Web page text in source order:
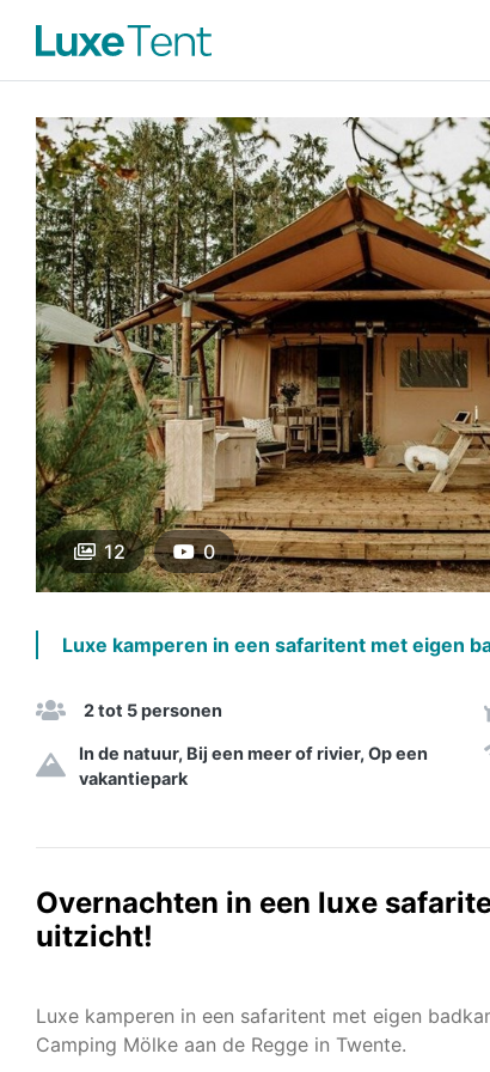
12 0
Luxe kamperen in een safaritent met eigen
2 tot 5 personen
In de natuur, Bij een meer of rivier, Op een
vakantiepark
Overnachten in een luxe
uitzicht!
Luxe kamperen in een safaritent met eigen